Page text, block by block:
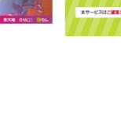
JP